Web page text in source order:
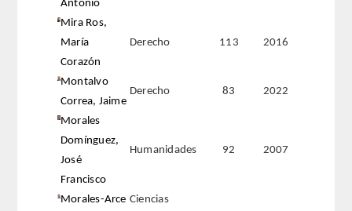
Antonio
Mira Ros,
María
Corazón
Derecho 113 2016
Montalvo
Correa, Jaime
Derecho 83 2022
Morales
Domínguez,
José
Francisco
Humanidades 92 2007
Morales-Arce Ciencias